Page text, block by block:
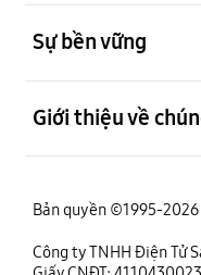
Sự bền vững
Giới thiệu về
Bản quyền ©1995-
Công ty TNHH Điện Tử